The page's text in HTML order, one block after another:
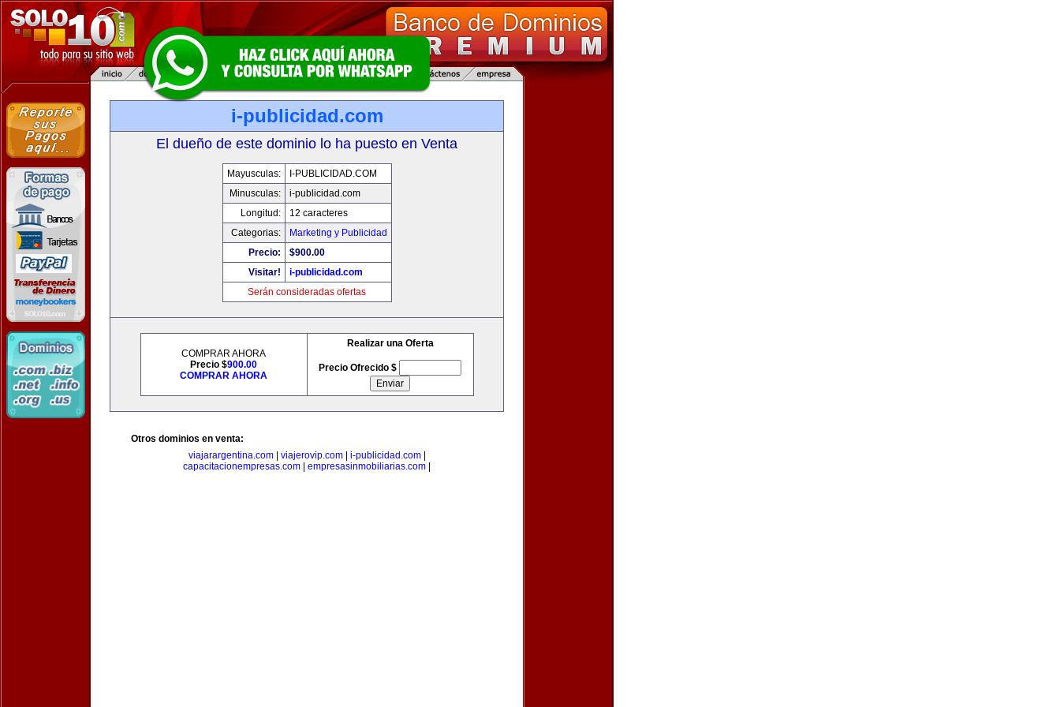
i-publicidad.com
El dueño de este dominio lo ha puesto en Venta
Mayusculas:
I-PUBLICIDAD.COM
Minusculas:
i-publicidad.com
Longitud:
12 caracteres
Categorias:
Marketing y Publicidad
Precio:
$900.00
Visitar!
i-publicidad.com
Serán consideradas ofertas
COMPRAR AHORA
Precio $900.00
COMPRAR AHORA
Realizar una Oferta
Precio Ofrecido $
Otros dominios en venta:
viajarargentina.com| viajerovip.com| i-publicidad.com|
capacitacionempresas.com
empresasinmobiliarias.com